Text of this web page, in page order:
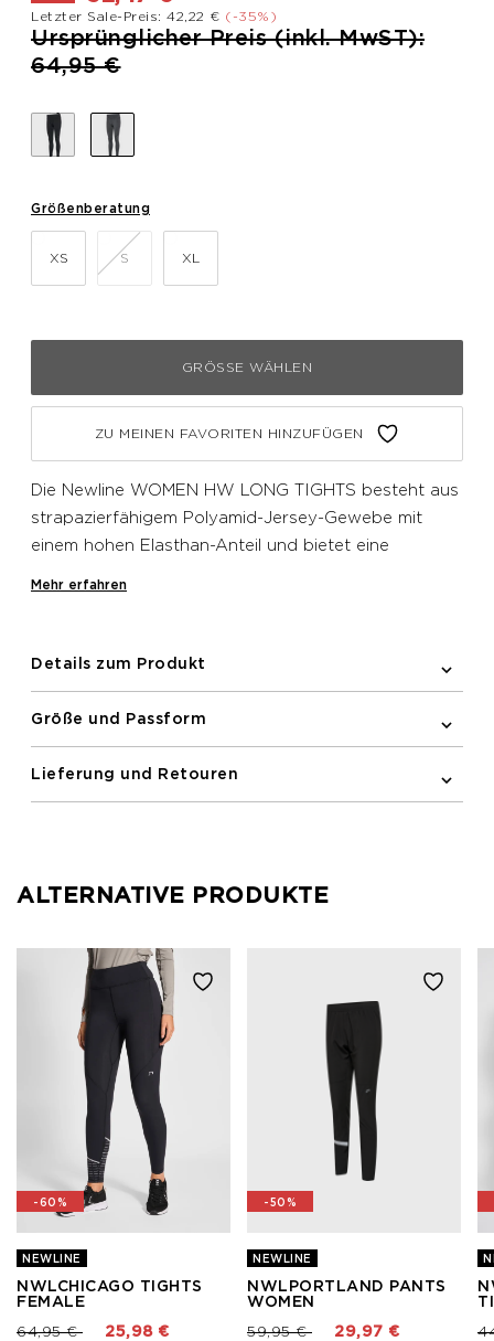
Letzter Sale-Preis: 42,22 € (-35%)
Preis reduziert von
Ursprünglicher Preis (inkl. MwST):
64,95 €bis
Größenberatung
XS S XL
GRÖSSE WÄHLEN
ZU MEINEN FAVORITEN HINZUFÜGEN
Die Newline WOMEN HW LONG TIGHTS besteht aus
strapazierfähigem Polyamid-Jersey-Gewebe mit
einem hohen Elasthan-Anteil und bietet eine
schlechten Lichtverhältnissen sichtbar bleibst. Dieser
und eine hinten.
Mehr erfahren
Details zum Produkt
Größe und Passform
Lieferung und Retouren
ALTERNATIVE PRODUKTE
-60%
NEWLINE
NWLCHICAGO TIGHTS
FEMALE
Preis reduziert von
64,95 €bis 25,98 €
-50%
NEWLINE
NWLPORTLAND PANTS
WOMEN
Preis reduziert von
59,95 €bis 29,97 €